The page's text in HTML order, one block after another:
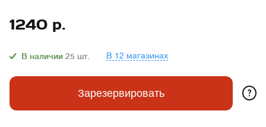
1240 р.
В наличии 25 шт. В 12 магазинах
Зарезервировать ?